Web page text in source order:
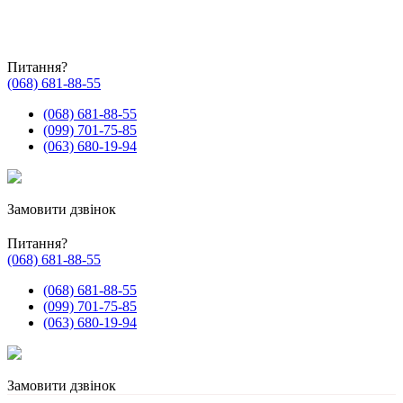
Питання?
(068) 681-88-55
(068) 681-88-55
(099) 701-75-85
(063) 680-19-94
Замовити дзвінок
Питання?
(068) 681-88-55
(068) 681-88-55
(099) 701-75-85
(063) 680-19-94
Замовити дзвінок